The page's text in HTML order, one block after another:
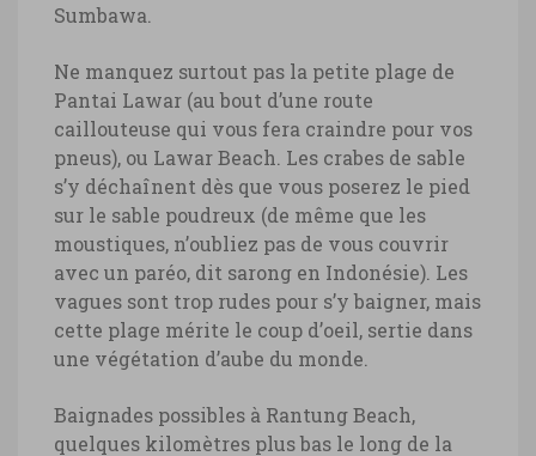
Sumbawa.
Ne manquez surtout pas la petite plage de
Pantai Lawar (au bout d’une route
caillouteuse qui vous fera craindre pour vos
pneus), ou Lawar Beach. Les crabes de sable
s’y déchaînent dès que vous poserez le pied
sur le sable poudreux (de même que les
moustiques, n’oubliez pas de vous couvrir
avec un paréo, dit sarong en Indonésie). Les
vagues sont trop rudes pour s’y baigner, mais
cette plage mérite le coup d’oeil, sertie dans
une végétation d’aube du monde.
Baignades possibles à Rantung Beach,
quelques kilomètres plus bas le long de la